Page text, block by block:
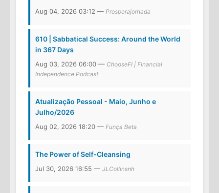
Aug 04, 2026 03:12 — Prosperajornada
610 | Sabbatical Success: Around the World
in 367 Days
Aug 03, 2026 06:00 — ChooseFI | Financial
Independence Podcast
Atualização Pessoal - Maio, Junho e
Julho/2026
Aug 02, 2026 18:20 — Funça Beta
The Power of Self-Cleansing
Jul 30, 2026 16:55 — JLCollinsnh